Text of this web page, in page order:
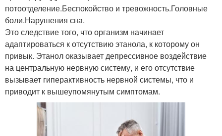
потоотделение.Беспокойство и тревожность.Головные
боли.Нарушения сна.
Это следствие того, что организм начинает
адаптироваться к отсутствию этанола, к которому он
привык. Этанол оказывает депрессивное воздействие
на центральную нервную систему, и его отсутствие
вызывает гиперактивность нервной системы, что и
приводит к вышеупомянутым симптомам.